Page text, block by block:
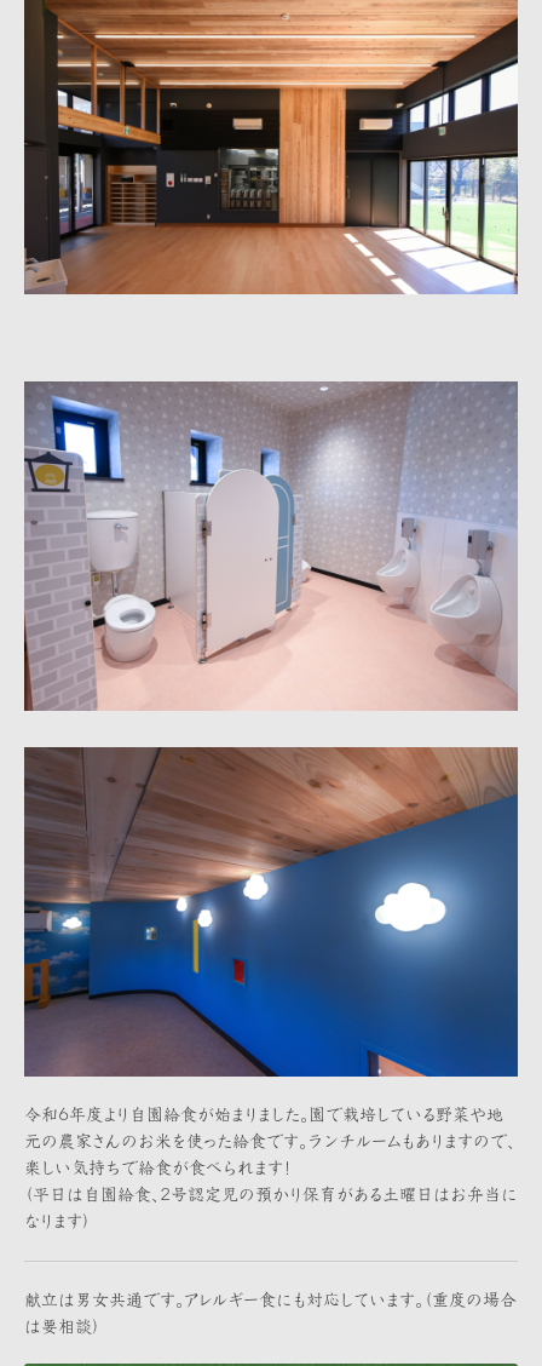
令和6年度より自園給食が始まりました。園で栽培している野菜や地
元の農家さんのお米を使った給食です。ランチルームもありますので、
楽しい気持ちで給食が食べられます！
（平日は自園給食、2号認定児の預かり保育がある土曜日はお弁当に
なります）
献立は男女共通です。アレルギー食にも対応しています。（重度の場合
は要相談）